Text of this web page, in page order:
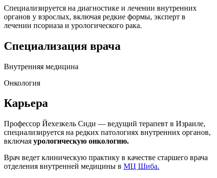
Специализируется на диагностике и лечении внутренних
органов у взрослых, включая редкие формы, эксперт в
лечении псориаза и урологического рака.
Специализация врача
Внутренняя медицина
Онкология
Карьера
Профессор Йехезкель Сиди — ведущий терапевт в Израиле,
специализируется на редких патологиях внутренних органов,
включая урологическую онкологию.
Врач ведет клиническую практику в качестве старшего врача
отделения внутренней медицины в МЦ Шиба.